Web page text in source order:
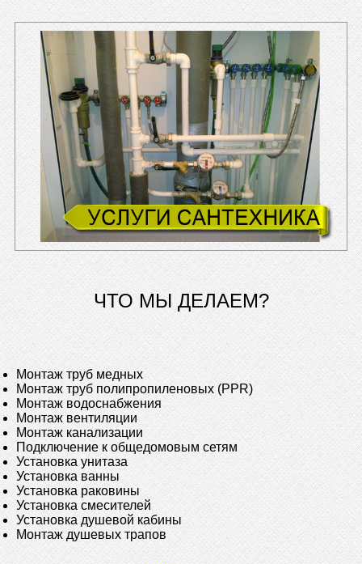
ЧТО МЫ ДЕЛАЕМ?
Монтаж труб медных
Монтаж труб полипропиленовых (PPR)
Монтаж водоснабжения
Монтаж вентиляции
Монтаж канализации
Подключение к общедомовым сетям
Установка унитаза
Установка ванны
Установка раковины
Установка смесителей
Установка душевой кабины
Монтаж душевых трапов